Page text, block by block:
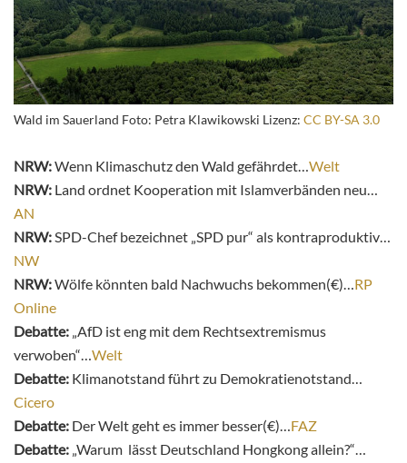
Wald im Sauerland Foto: Petra Klawikowski Lizenz: CC BY-SA 3.0
NRW:Wenn Klimaschutz den Wald gefährdet…Welt
NRW: Land ordnet Kooperation mit Islamverbänden neu…
AN
NRW:SPD-Chef bezeichnet „SPD pur“ als kontraproduktiv…
NW
NRW:Wölfe könnten bald Nachwuchs bekommen(€)…RP
Online
Debatte: „AfD ist eng mit dem Rechtsextremismus
verwoben“…Welt
Debatte: Klimanotstand führt zu Demokratienotstand…
Cicero
Debatte: Der Welt geht es immer besser(€)…FAZ
Debatte: „Warum lässt Deutschland Hongkong allein?“…